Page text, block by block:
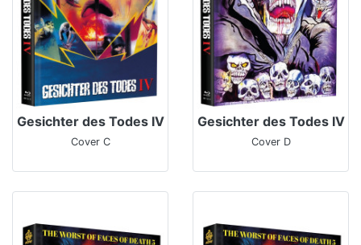
Gesichter des Todes IV
Cover C
Gesichter des Todes IV
Cover D